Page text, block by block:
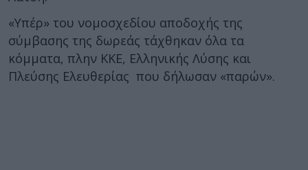
«Υπέρ» του νομοσχεδίου αποδοχής της
σύμβασης της δωρεάς τάχθηκαν όλα τα
κόμματα, πλην ΚΚΕ, Ελληνικής Λύσης και
Πλεύσης Ελευθερίας που δήλωσαν «παρών».